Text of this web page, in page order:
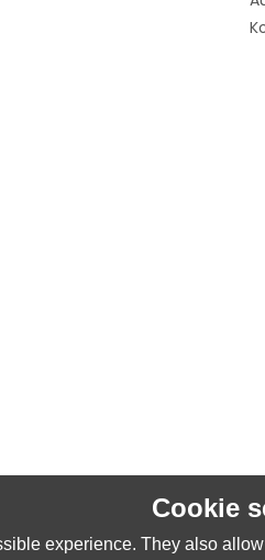
Cookie
experience. They also